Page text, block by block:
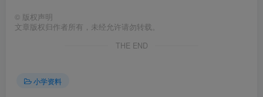
© 版权声明
文章版权归作者所有，未经允许请勿转载。
THE END
小学资料